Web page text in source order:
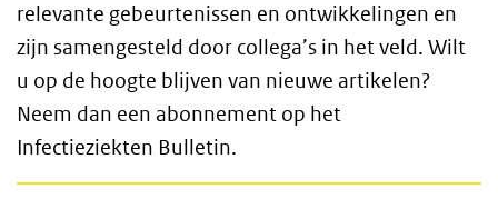
relevante gebeurtenissen en ontwikkelingen en
zijn samengesteld door collega’s in het veld. Wilt
u op de hoogte blijven van nieuwe artikelen?
Neem dan een abonnement op het
Infectieziekten Bulletin.